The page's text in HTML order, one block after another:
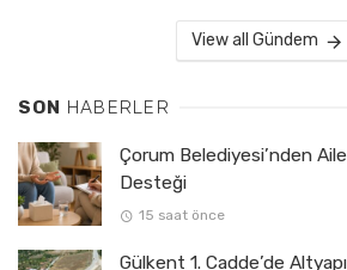
View all Gündem
SON HABERLER
Çorum Belediyesi’nden
Desteği
15 saat önce
Gülkent 1. Cadde’de